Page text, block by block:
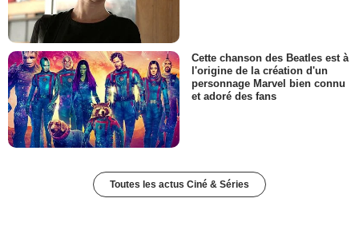
Cette chanson des Beatles est à
l'origine de la création d'un
personnage Marvel bien connu
et adoré des fans
Toutes les actus Ciné & Séries